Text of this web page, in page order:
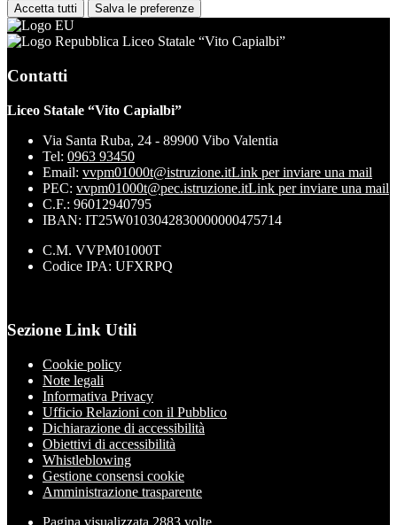
Accetta tutti Salva le preferenze
Liceo Statale “Vito Capialbi”
Contatti
Liceo Statale “Vito Capialbi”
Via Santa Ruba, 24 - 89900 Vibo Valentia
Tel: 0963 93450
Email: vvpm01000t@istruzione.itLink per inviare una mail
PEC: vvpm01000t@pec.istruzione.itLink per inviare una mail
C.F.: 96012940795
IBAN: IT25W0103042830000000475714
C.M. VVPM01000T
Codice IPA: UFXRPQ
Sezione Link Utili
Cookie policy
Note legali
Informativa Privacy
Ufficio Relazioni con il Pubblico
Dichiarazione di accessibilità
Obiettivi di accessibilità
Whistleblowing
Gestione consensi cookie
Amministrazione trasparente
Pagina visualizzata 2883 volte